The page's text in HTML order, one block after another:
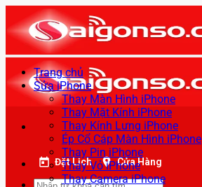
qua
nội
dung
Đặt Lịch Cửa Hàng
Trang chủ
Sửa iPhone
Thay Màn Hình iPhone
Thay Mặt Kính iPhone
Thay Kính Lưng iPhone
Ép Cổ Cáp Màn Hình iPhone
Thay Pin iPhone
Thay Vỏ iPhone
Thay Camera iPhone